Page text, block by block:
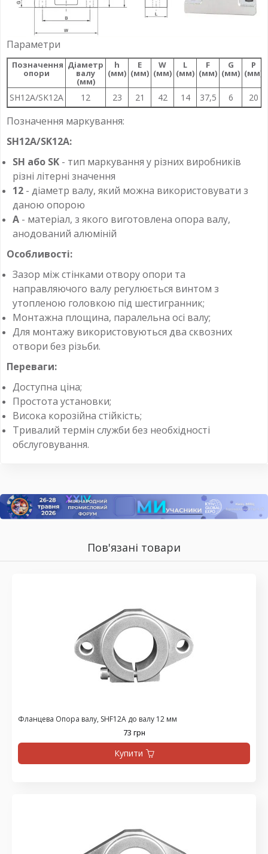
Параметри
Позначення
опори
Діаметр
валу
(мм)
h
(мм)
E
(мм)
W
(мм)
L
(мм)
F
(мм)
G
(мм)
P
(мм)
SH12А/SK12A 12 23 21 42 14 37,5 6 20
Позначення маркування:
SH12А/SK12A:
SH або SK - тип маркування у різних виробників
різні літерні значення
12 - діаметр валу, який можна використовувати з
даною опорою
А - матеріал, з якого виготовлена опора валу,
анодований алюміній
Особливості:
Зазор між стінками отвору опори та
направляючого валу регулюється винтом з
утопленою головкою під шестигранник;
Монтажна площина, паралельна осі валу;
Для монтажу використовуються два сквозних
отвори без різьби.
Переваги:
Доступна ціна;
Простота установки;
Висока корозійна стійкість;
Тривалий термін служби без необхідності
обслуговування.
Пов'язані товари
Фланцева Опора валу, SHF12A до валу 12 мм
73 грн
Купити